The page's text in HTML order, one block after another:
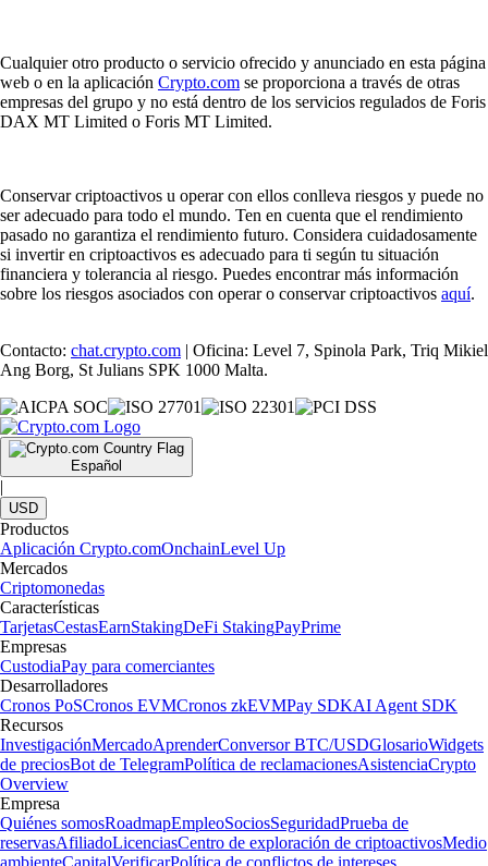
Cualquier otro producto o servicio ofrecido y anunciado en esta página
web o en la aplicación Crypto.com se proporciona a través de otras
empresas del grupo y no está dentro de los servicios regulados de Foris
DAX MT Limited o Foris MT Limited.
Conservar criptoactivos u operar con ellos conlleva riesgos y puede no
ser adecuado para todo el mundo. Ten en cuenta que el rendimiento
pasado no garantiza el rendimiento futuro. Considera cuidadosamente
si invertir en criptoactivos es adecuado para ti según tu situación
financiera y tolerancia al riesgo. Puedes encontrar más información
sobre los riesgos asociados con operar o conservar criptoactivos aquí.
Contacto: chat.crypto.com | Oficina: Level 7, Spinola Park, Triq Mikiel
Ang Borg, St Julians SPK 1000 Malta.
Español
|
USD
Productos
Aplicación Crypto.comOnchainLevel Up
Mercados
Criptomonedas
Características
TarjetasCestasEarnStakingDeFi StakingPayPrime
Empresas
CustodiaPay para comerciantes
Desarrolladores
Cronos PoSCronos EVMCronos zkEVMPay SDKAI Agent SDK
Recursos
InvestigaciónMercadoAprenderConversor BTC/USDGlosarioWidgets
de preciosBot de TelegramPolítica de reclamacionesAsistenciaCrypto
Overview
Empresa
Quiénes somosRoadmapEmpleoSociosSeguridadPrueba de
reservasAfiliadoLicenciasCentro de exploración de criptoactivosMedio
ambienteCapitalVerificarPolítica de conflictos de intereses